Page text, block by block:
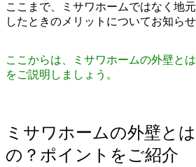
ここまで、ミサワホームではなく地
したときのメリットについてお知らせ
ここからは、ミサワホームの外壁と
をご説明しましょう。
ミサワホームの外壁と
の？ポイントをご紹介